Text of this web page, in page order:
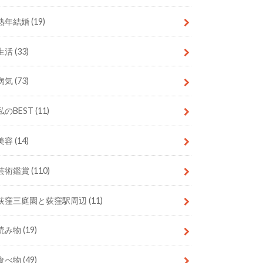
年結婚(19)
活(33)
気(73)
のBEST(11)
容(14)
術鑑賞(110)
窪三庭園と荻窪駅周辺(11)
み物(19)
べ物(49)